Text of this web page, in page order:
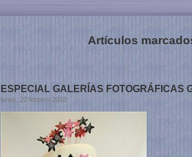
Artículos
ESPECIAL GALERÍAS FOTOGRÁFICAS
lunes, 22 febrero 2010